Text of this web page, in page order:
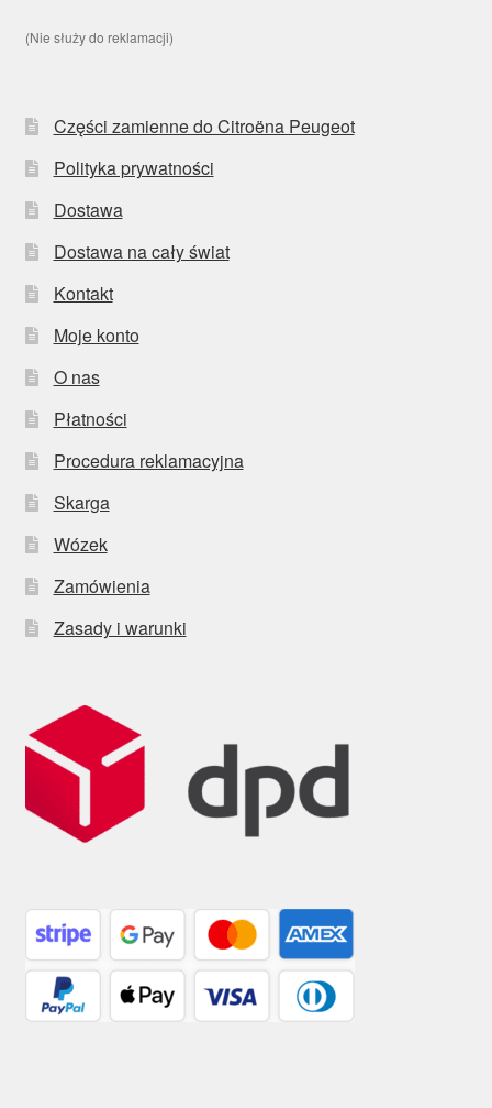
(Nie służy do reklamacji)
Części zamienne do Citroëna Peugeot
Polityka prywatności
Dostawa
Dostawa na cały świat
Kontakt
Moje konto
O nas
Płatności
Procedura reklamacyjna
Skarga
Wózek
Zamówienia
Zasady i warunki